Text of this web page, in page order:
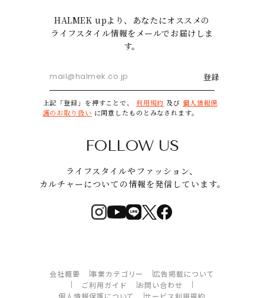
HALMEK upより、あなたにオススメの
ライフスタイル情報をメールでお届けしま
す。
登録
上記「登録」を押すことで、 利用規約 及び 個人情報保
護のお取り扱い に同意したものとみなされます。
FOLLOW US
ライフスタイルやファッション、
カルチャーについての情報を発信しています。
会社概要 事業カテゴリー
広告掲載について
ご利用ガイド
お問い合わせ
個人情報保護について
サービス利用規約